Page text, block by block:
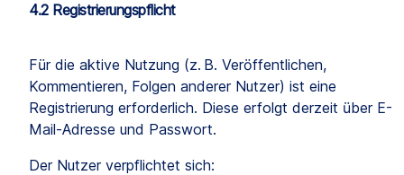
4.2 Registrierungspflicht
Für die aktive Nutzung (z. B. Veröffentlichen,
Kommentieren, Folgen anderer Nutzer) ist eine
Registrierung erforderlich. Diese erfolgt derzeit über E-
Mail-Adresse und Passwort.
Der Nutzer verpflichtet sich: